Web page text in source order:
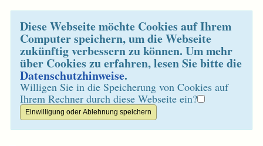
Diese Webseite möchte Cookies auf Ihrem
Computer speichern, um die Webseite
zukünftig verbessern zu können. Um mehr
über Cookies zu erfahren, lesen Sie bitte die
Datenschutzhinweise.
Willigen Sie in die Speicherung von Cookies auf
Ihrem Rechner durch diese Webseite ein?